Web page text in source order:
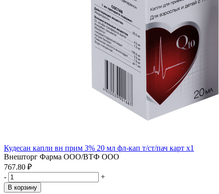
Кудесан капли вн прим 3% 20 мл фл-кап т/ст/пач карт x1
Внешторг Фарма ООО/ВТФ ООО
767.80 ₽
-
+
В корзину